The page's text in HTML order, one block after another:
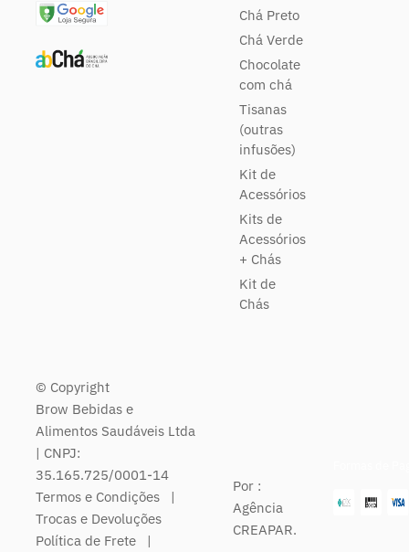
Chá Preto
Chá Verde
Chocolate
com chá
Tisanas
(outras
infusões)
Kit de
Acessórios
Kits de
Acessórios
+ Chás
Kit de
Chás
© Copyright
Brow Bebidas e
Alimentos Saudáveis Ltda
| CNPJ:
35.165.725/0001-14
Termos e Condições |
Trocas e Devoluções
Política de Frete |
Por :
Agência
CREAPAR.